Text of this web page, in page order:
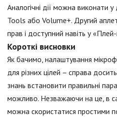
Аналогічні дії можна виконати
Tools або Volume+. Другий
прав і доступний навіть у
Короткі висновки
Як бачимо, налаштування
для різних цілей – справа
знань встановити правильні
можливо. Незважаючи на це, в
можна скористатися простими